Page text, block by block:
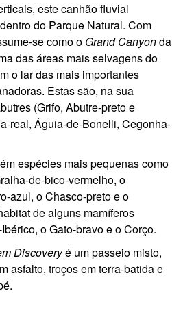
este canhão fluvial
do Parque Natural. Com
se como o Grand Canyonda
das áreas mais selvagens do
o lar das mais importantes
Estas são, na sua
(Grifo, Abutre-preto e
real, Águia-de-Bonelli, Cegonha-
espécies mais pequenas como
de-bico-vermelho, o
azul, o Chasco-preto e o
de alguns mamíferos
o Gato-bravo e o Corço.
Discoveryé um passeio misto,
asfalto, troços em terra-batida e